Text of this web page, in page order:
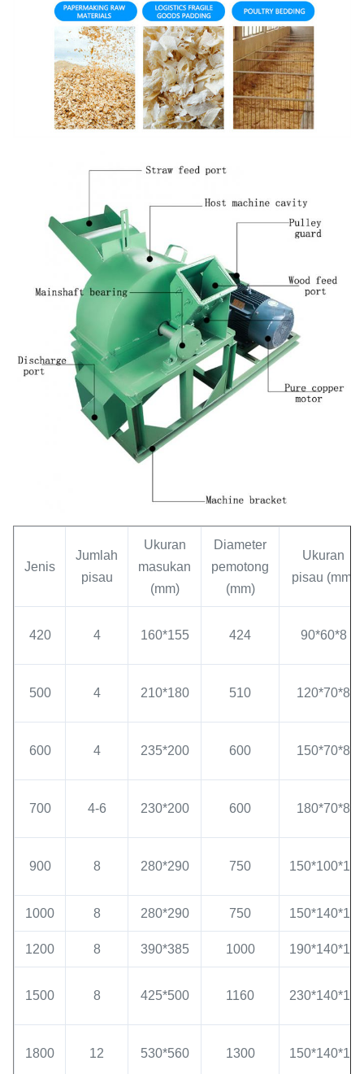
Jenis
Jumlah
pisau
Ukuran
masukan
(mm)
Diameter
pemotong
(mm)
Ukuran
pisau (mm)
420 4 160*155 424 90*60*8
500 4 210*180 510 120*70*8
600 4 235*200 600 150*70*8
700 4-6 230*200 600 180*70*8
900 8 280*290 750 150*100*10
1000 8 280*290 750 150*140*10
1200 8 390*385 1000 190*140*12
1500 8 425*500 1160 230*140*14
1800 12 530*560 1300 150*140*14